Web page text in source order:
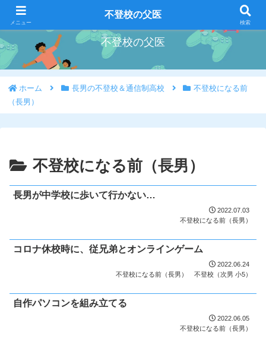
好きな事を好きな時にやろう
不登校の父医
ホーム 長男の不登校＆通信制高校
不登校になる前
（長男）
不登校になる前（長男）
長男が中学校に歩いて行かない…
2022.07.03
不登校になる前（長男）
コロナ休校時に、従兄弟とオンラインゲーム
2022.06.24
不登校になる前（長男）
不登校（次男 小5）
自作パソコンを組み立てる
2022.06.05
不登校になる前（長男）
メニュー
不登校の父医
検索